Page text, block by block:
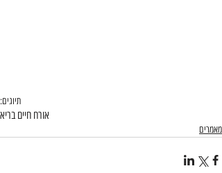
תיוגים:
אורח חיים בריא
מאמרים